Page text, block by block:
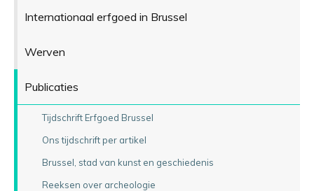
Internationaal erfgoed in Brussel
Werven
Publicaties
Tijdschrift Erfgoed Brussel
Ons tijdschrift per artikel
Brussel, stad van kunst en geschiedenis
Reeksen over archeologie